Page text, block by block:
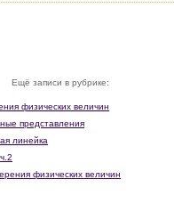
Ещё записи в рубрике:
физических величин
представления
линейка
физических величин